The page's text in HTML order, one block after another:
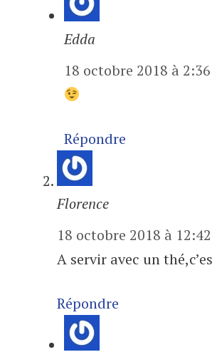
Edda
18 octobre 2018 à
Répondre
Florence
18 octobre 2018 à
A servir avec un
Répondre